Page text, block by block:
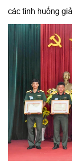
các tình huống